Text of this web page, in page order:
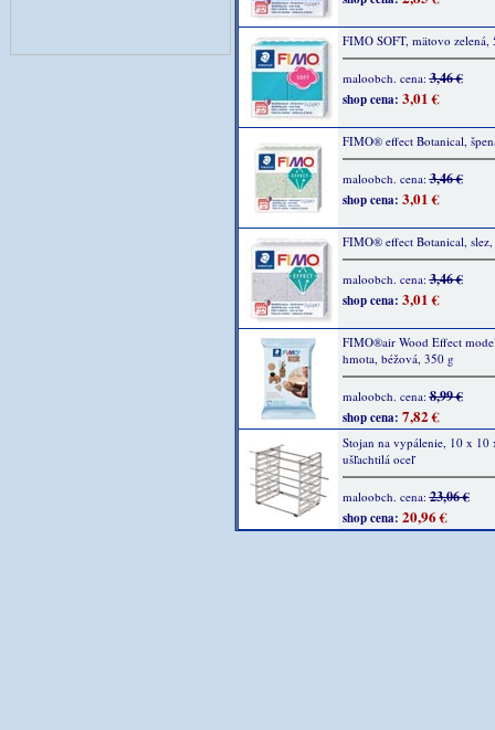
FIMO SOFT, mätovo zelená,
maloobch. cena:3,46 €
shop cena: 3,01 €
FIMO® effect Botanical,
maloobch. cena:3,46 €
shop cena: 3,01 €
FIMO® effect Botanical,
maloobch. cena:3,46 €
shop cena: 3,01 €
FIMO®air Wood Effect
hmota, béžová, 350 g
maloobch. cena:8,99 €
shop cena: 7,82 €
Stojan na vypálenie, 10 x 10
ušľachtilá oceľ
maloobch. cena:23,06 €
shop cena: 20,96 €